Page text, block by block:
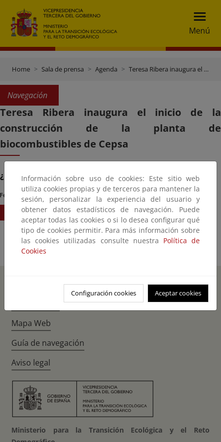
Menú
Home Sala de prensa Agenda Teresa Ribera inaugura el inicio de la construcción de la planta de biocombustibles de Cepsa
Navegación
Teresa Ribera inaugura el inicio de la
construcción de la planta de
biocombustibles de Cepsa
¿Cuándo?
Fecha Inicio
23/02/2024
Hora
09:30
Información sobre uso de cookies: Este sitio web
utiliza cookies propias y de terceros para mantener la
sesión, personalizar la experiencia del usuario y
obtener datos estadísticos de navegación. Puede
aceptar todas las cookies o si lo desea configurar qué
tipo de cookies permitir. Para más información sobre
las cookies utilizadas consulte nuestra Política de
Cookies
Configuración cookies Aceptar cookies
Mapa Web
Guía de navegación
Aviso legal
Ministerio para la Transición Ecológica y el Reto